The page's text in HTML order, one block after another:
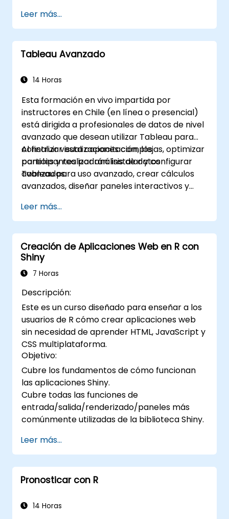
Tomar decisiones basadas en datos para
las operaciones comerciales.
Leer más...
Tableau Avanzado
14 Horas
Esta formación en vivo impartida por
instructores en Chile (en línea o presencial)
está dirigida a profesionales de datos de nivel
avanzado que desean utilizar Tableau para
construir visualizaciones complejas, optimizar
paneles y realizar análisis de datos
avanzados.
Al finalizar esta capacitación, los
participantes podrán: instalar y configurar
Tableau para uso avanzado, crear cálculos
avanzados, diseñar paneles interactivos y
Leer más...
Creación de Aplicaciones Web en R con
Shiny
7 Horas
Descripción:
Este es un curso diseñado para enseñar a los
usuarios de R cómo crear aplicaciones web
sin necesidad de aprender HTML, JavaScript y
CSS multiplataforma.
Objetivo:
Cubre los fundamentos de cómo funcionan
las aplicaciones Shiny.
Cubre todas las funciones de
entrada/salida/renderizado/paneles más
comúnmente utilizadas de la biblioteca Shiny.
Leer más...
Pronosticar con R
14 Horas